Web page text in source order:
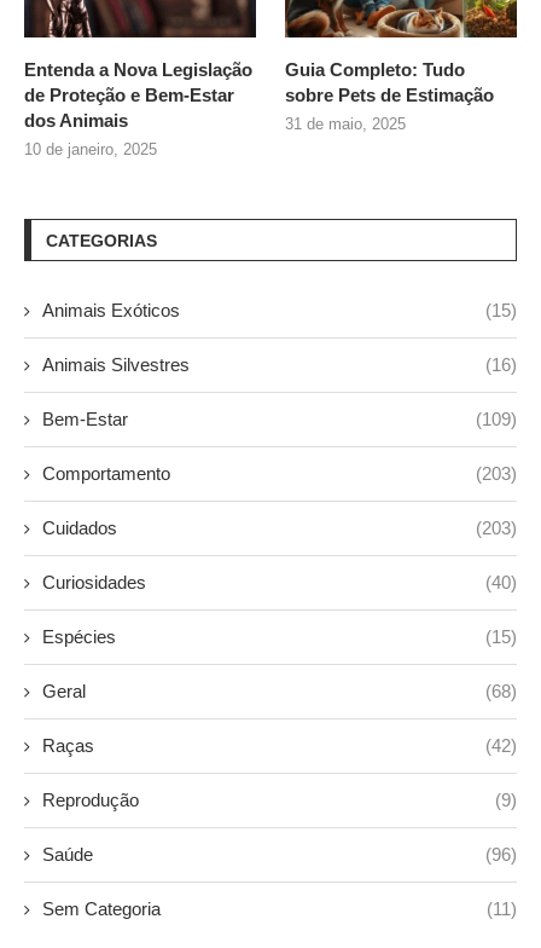
Entenda a Nova Legislação
de Proteção e Bem-Estar
dos Animais
10 de janeiro, 2025
Guia Completo: Tudo
sobre Pets de Estimação
31 de maio, 2025
CATEGORIAS
Animais Exóticos (15)
Animais Silvestres (16)
Bem-Estar (109)
Comportamento (203)
Cuidados (203)
Curiosidades (40)
Espécies (15)
Geral (68)
Raças (42)
Reprodução (9)
Saúde (96)
Sem Categoria (11)